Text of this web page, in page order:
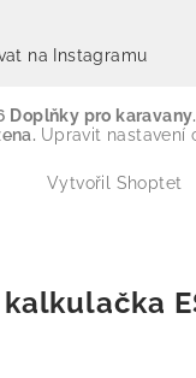
na Instagramu
Doplňky pro karavany
Upravit nastavení
Vytvořil Shoptet